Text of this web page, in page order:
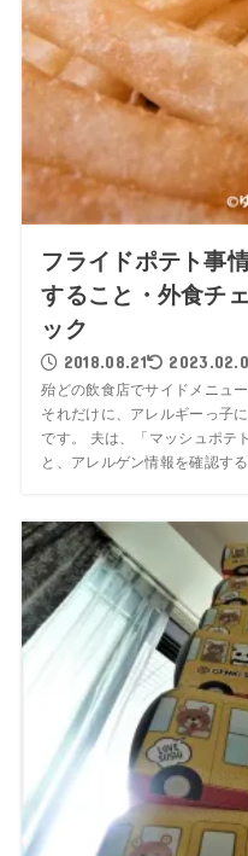
フライドポテト事
すること・外食チ
ック
2018.08.21
殆どの飲食店でサイドメニュ
それだけに、アレルギーっ子
です。 夫は、「マッシュポテ
と、アレルゲン情報を確認す